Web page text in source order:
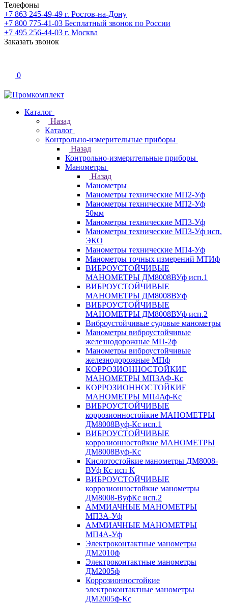
Телефоны
+7 863 245-49-49 г. Ростов-на-Дону
+7 800 775-41-03 Бесплатный звонок по России
+7 495 256-44-03 г. Москва
Заказать звонок
0
Каталог
Назад
Каталог
Контрольно-измерительные приборы
Назад
Контрольно-измерительные приборы
Манометры
Назад
Манометры
Манометры технические МП2-Уф
Манометры технические МП2-Уф
50мм
Манометры технические МП3-Уф
Манометры технические МП3-Уф исп.
ЭКО
Манометры технические МП4-Уф
Манометры точных измерений МТИф
ВИБРОУСТОЙЧИВЫЕ
МАНОМЕТРЫ ДМ8008ВУф исп.1
ВИБРОУСТОЙЧИВЫЕ
МАНОМЕТРЫ ДМ8008ВУф
ВИБРОУСТОЙЧИВЫЕ
МАНОМЕТРЫ ДМ8008ВУф исп.2
Виброустойчивые судовые манометры
Манометры виброустойчивые
железнодорожные МП-2ф
Манометры виброустойчивые
железнодорожные МПф
КОРРОЗИОННОСТОЙКИЕ
МАНОМЕТРЫ МП3АФ-Кс
КОРРОЗИОННОСТОЙКИЕ
МАНОМЕТРЫ МП4Аф-Кс
ВИБРОУСТОЙЧИВЫЕ
коррозионностойкие МАНОМЕТРЫ
ДМ8008Вуф-Кс исп.1
ВИБРОУСТОЙЧИВЫЕ
коррозионностойкие МАНОМЕТРЫ
ДМ8008Вуф-Кс
Кислотостойкие манометры ДМ8008-
ВУф Кс исп К
ВИБРОУСТОЙЧИВЫЕ
коррозионностойкие манометры
ДМ8008-ВуфКс исп.2
АММИАЧНЫЕ МАНОМЕТРЫ
МП3А-Уф
АММИАЧНЫЕ МАНОМЕТРЫ
МП4А-Уф
Электроконтактные манометры
ДМ2010ф
Электроконтактные манометры
ДМ2005ф
Коррозионностойкие
электроконтактные манометры
ДМ2005ф-Кс